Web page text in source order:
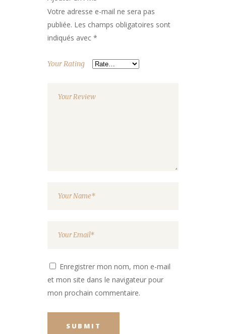
Votre adresse e-mail ne sera pas
publiée. Les champs obligatoires sont
indiqués avec *
Your Rating
Enregistrer mon nom, mon e-mail
et mon site dans le navigateur pour
mon prochain commentaire.